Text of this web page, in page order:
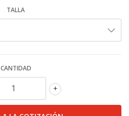
TALLA
CANTIDAD
+